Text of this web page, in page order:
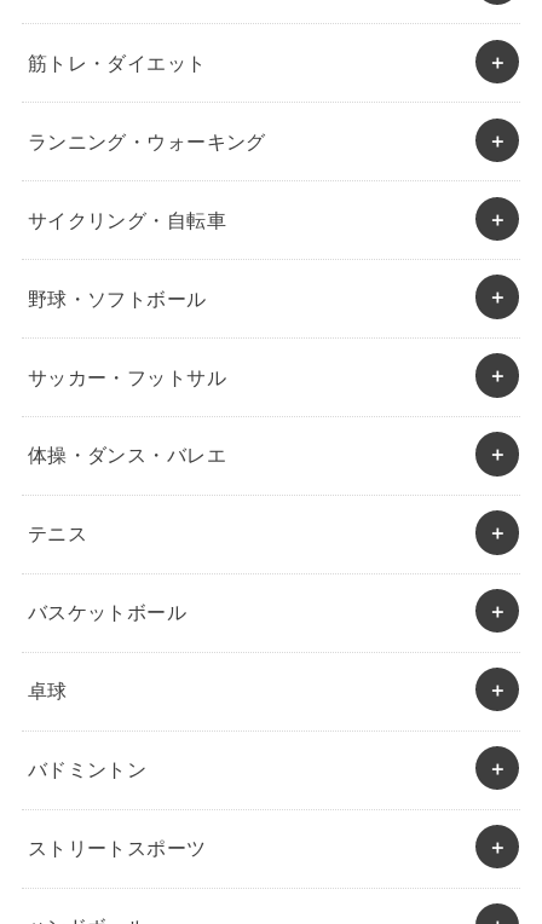
筋トレ・ダイエット
ランニング・ウォーキング
サイクリング・自転車
野球・ソフトボール
サッカー・フットサル
体操・ダンス・バレエ
テニス
バスケットボール
卓球
バドミントン
ストリートスポーツ